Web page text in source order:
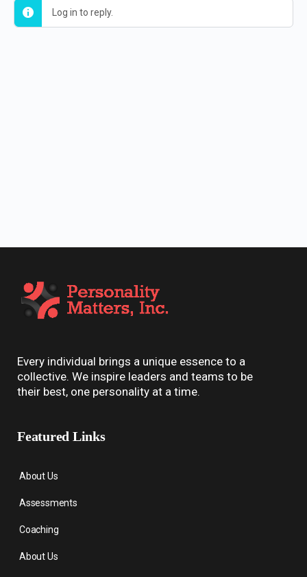
Log in to reply.
Every individual brings a unique essence to a
collective. We inspire leaders and teams to be
their best, one personality at a time.
Featured Links
About Us
Assessments
Coaching
About Us